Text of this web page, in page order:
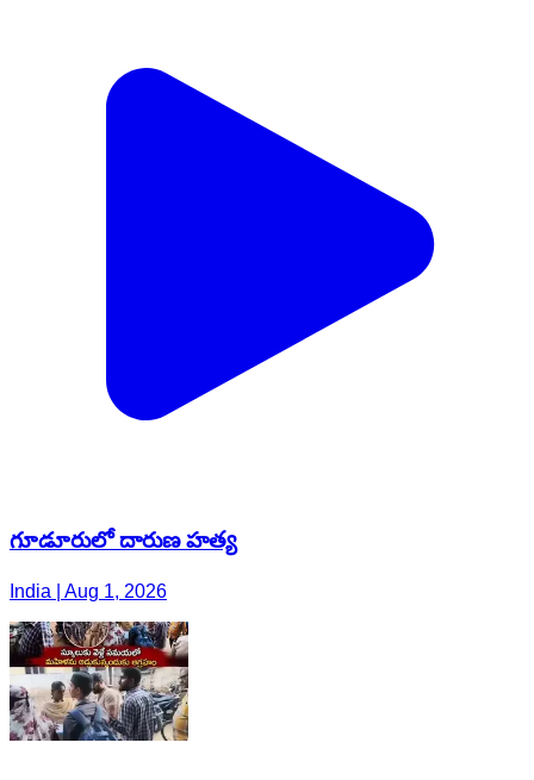
గూడూరులో దారుణ హత్య
India | Aug 1, 2026